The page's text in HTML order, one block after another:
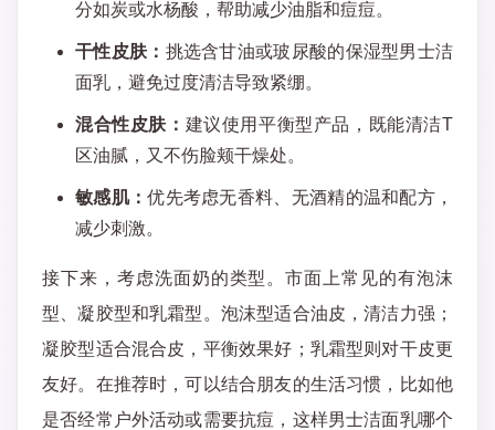
分如炭或水杨酸，帮助减少油脂和痘痘。
干性皮肤： 挑选含甘油或玻尿酸的保湿型男士洁
面乳，避免过度清洁导致紧绷。
混合性皮肤： 建议使用平衡型产品，既能清洁T
区油腻，又不伤脸颊干燥处。
敏感肌：优先考虑无香料、无酒精的温和配方，
减少刺激。
接下来，考虑洗面奶的类型。市面上常见的有泡沫
型、凝胶型和乳霜型。泡沫型适合油皮，清洁力强；
凝胶型适合混合皮，平衡效果好；乳霜型则对干皮更
友好。在推荐时，可以结合朋友的生活习惯，比如他
是否经常户外活动或需要抗痘，这样男士洁面乳哪个